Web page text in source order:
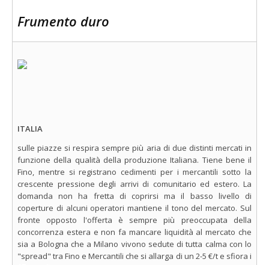
Frumento duro
ITALIA
sulle piazze si respira sempre più aria di due distinti mercati in
funzione della qualità della produzione Italiana. Tiene bene il
Fino, mentre si registrano cedimenti per i mercantili sotto la
crescente pressione degli arrivi di comunitario ed estero. La
domanda non ha fretta di coprirsi ma il basso livello di
coperture di alcuni operatori mantiene il tono del mercato. Sul
fronte opposto l'offerta è sempre più preoccupata della
concorrenza estera e non fa mancare liquidità al mercato che
sia a Bologna che a Milano vivono sedute di tutta calma con lo
"spread" tra Fino e Mercantili che si allarga di un 2-5 €/t e sfiora i